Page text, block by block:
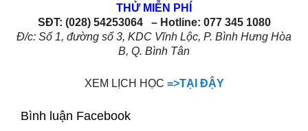
THỬ MIỄN PHÍ
SĐT: (028) 54253064 – Hotline: 077 345 1080
Đ/c: Số 1, đường số 3, KDC Vĩnh Lộc, P. Bình Hưng Hòa
B, Q. Bình Tân
XEM LỊCH HỌC =>TẠI ĐẬY
Bình luận Facebook